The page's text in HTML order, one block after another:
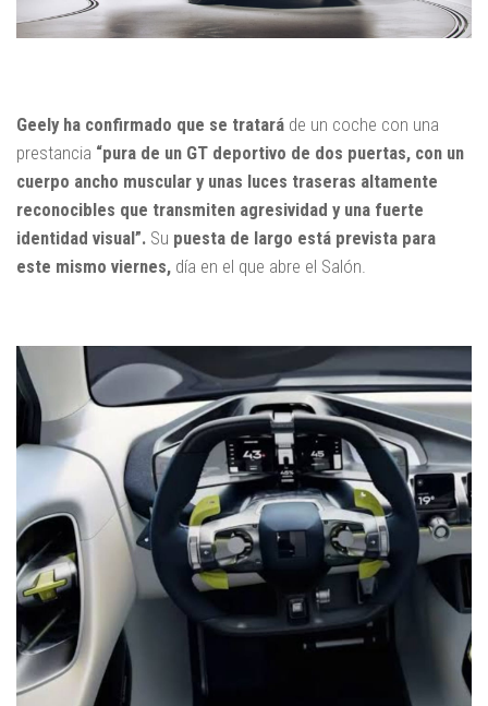
Geely ha confirmado que se tratará de un coche con una
prestancia “pura de un GT deportivo de dos puertas, con un
cuerpo ancho muscular y unas luces traseras altamente
reconocibles que transmiten agresividad y una fuerte
identidad visual”. Su puesta de largo está prevista para
este mismo viernes, día en el que abre el Salón.